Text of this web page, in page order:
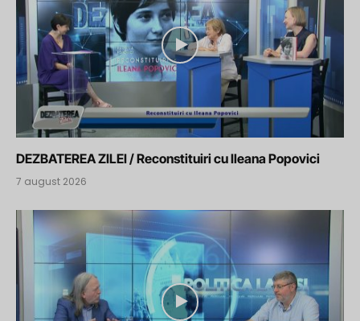
DEZBATEREA ZILEI / Reconstituiri cu Ileana Popovici
7 august 2026